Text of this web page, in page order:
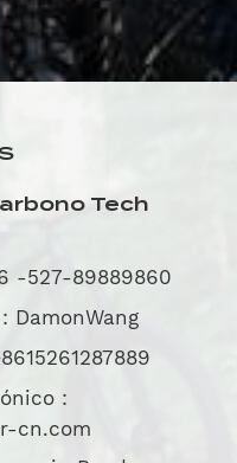
Tech
-527-89889860
DamonWang
:
cn.com